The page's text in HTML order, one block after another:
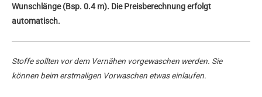
Wunschlänge (Bsp. 0.4 m). Die Preisberechnung erfolgt
automatisch.
Stoffe sollten vor dem Vernähen vorgewaschen werden. Sie
können beim erstmaligen Vorwaschen etwas einlaufen.